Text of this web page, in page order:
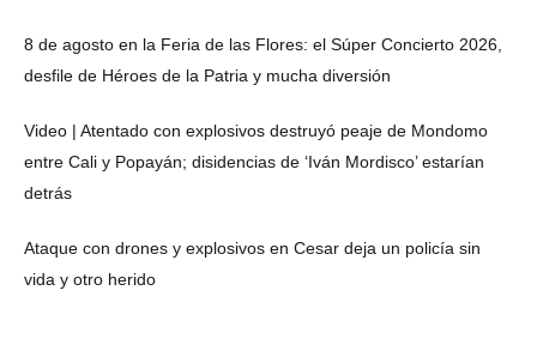
8 de agosto en la Feria de las Flores: el Súper Concierto 2026,
desfile de Héroes de la Patria y mucha diversión
Video | Atentado con explosivos destruyó peaje de Mondomo
entre Cali y Popayán; disidencias de ‘Iván Mordisco’ estarían
detrás
Ataque con drones y explosivos en Cesar deja un policía sin
vida y otro herido